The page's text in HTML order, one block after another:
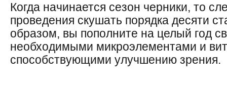
Когда начинается сезон черники, то
проведения скушать порядка десяти
образом, вы пополните на целый год
необходимыми микроэлементами и
способствующими улучшению зрения.